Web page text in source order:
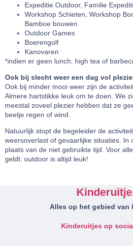
Expeditie Outdoor, Familie
Workshop Schieten, Workshop
Bamboe bouwen
Outdoor Games
Boerengolf
Kanovaren
*indien er geen lunch, high tea of
Ook bij slecht weer een dag vol
Ook bij minder mooi weer zijn de
Almere hartstikke leuk om te doen. We
meestal zoveel plezier hebben dat ze
beetje regen of wind.
Natuurlijk stopt de begeleider de
weersoverlast of gevaarlijke situaties. In
plaats van de niet gebruikte tijd. Voor
geldt: outdoor is altijd leuk!
Alles op het gebied van
Kinderuitjes op